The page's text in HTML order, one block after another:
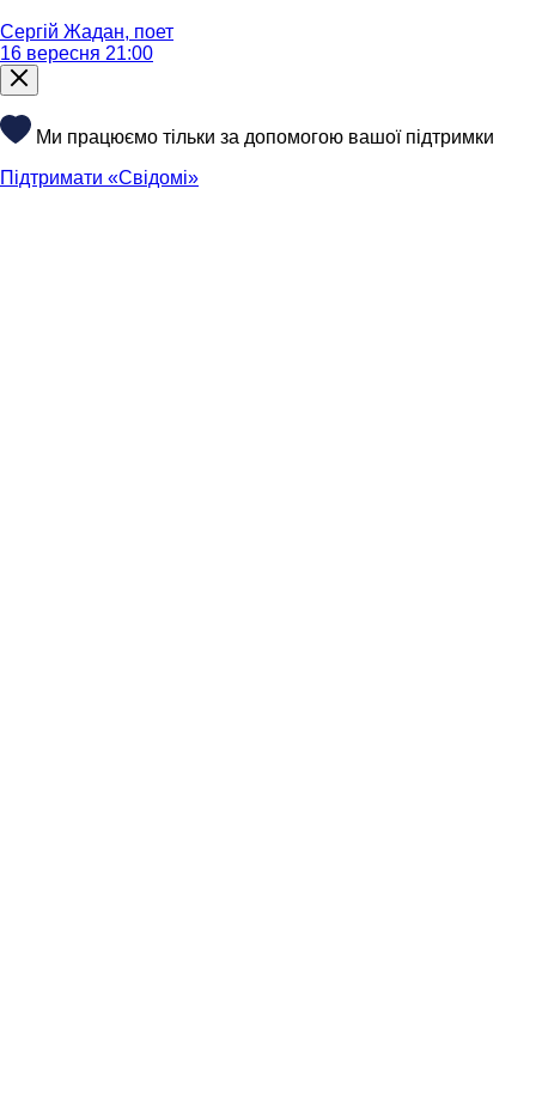
Сергій Жадан, поет
16 вересня 21:00
Ми працюємо тільки за допомогою вашої підтримки
Підтримати «Свідомі»